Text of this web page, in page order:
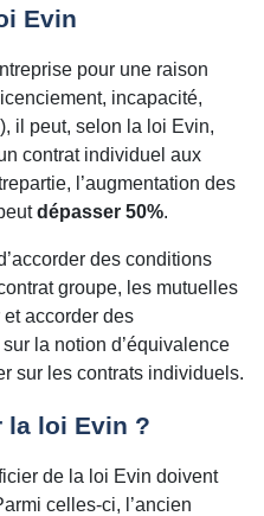
Evin
pour une raison
incapacité,
), il peut, selon la loi Evin,
contrat individuel aux
l’augmentation des
dépasser 50%.
des conditions
groupe, les mutuelles
accorder des
la notion d’équivalence
sur les contrats individuels.
la loi Evin ?
de la loi Evin doivent
celles-ci, l’ancien